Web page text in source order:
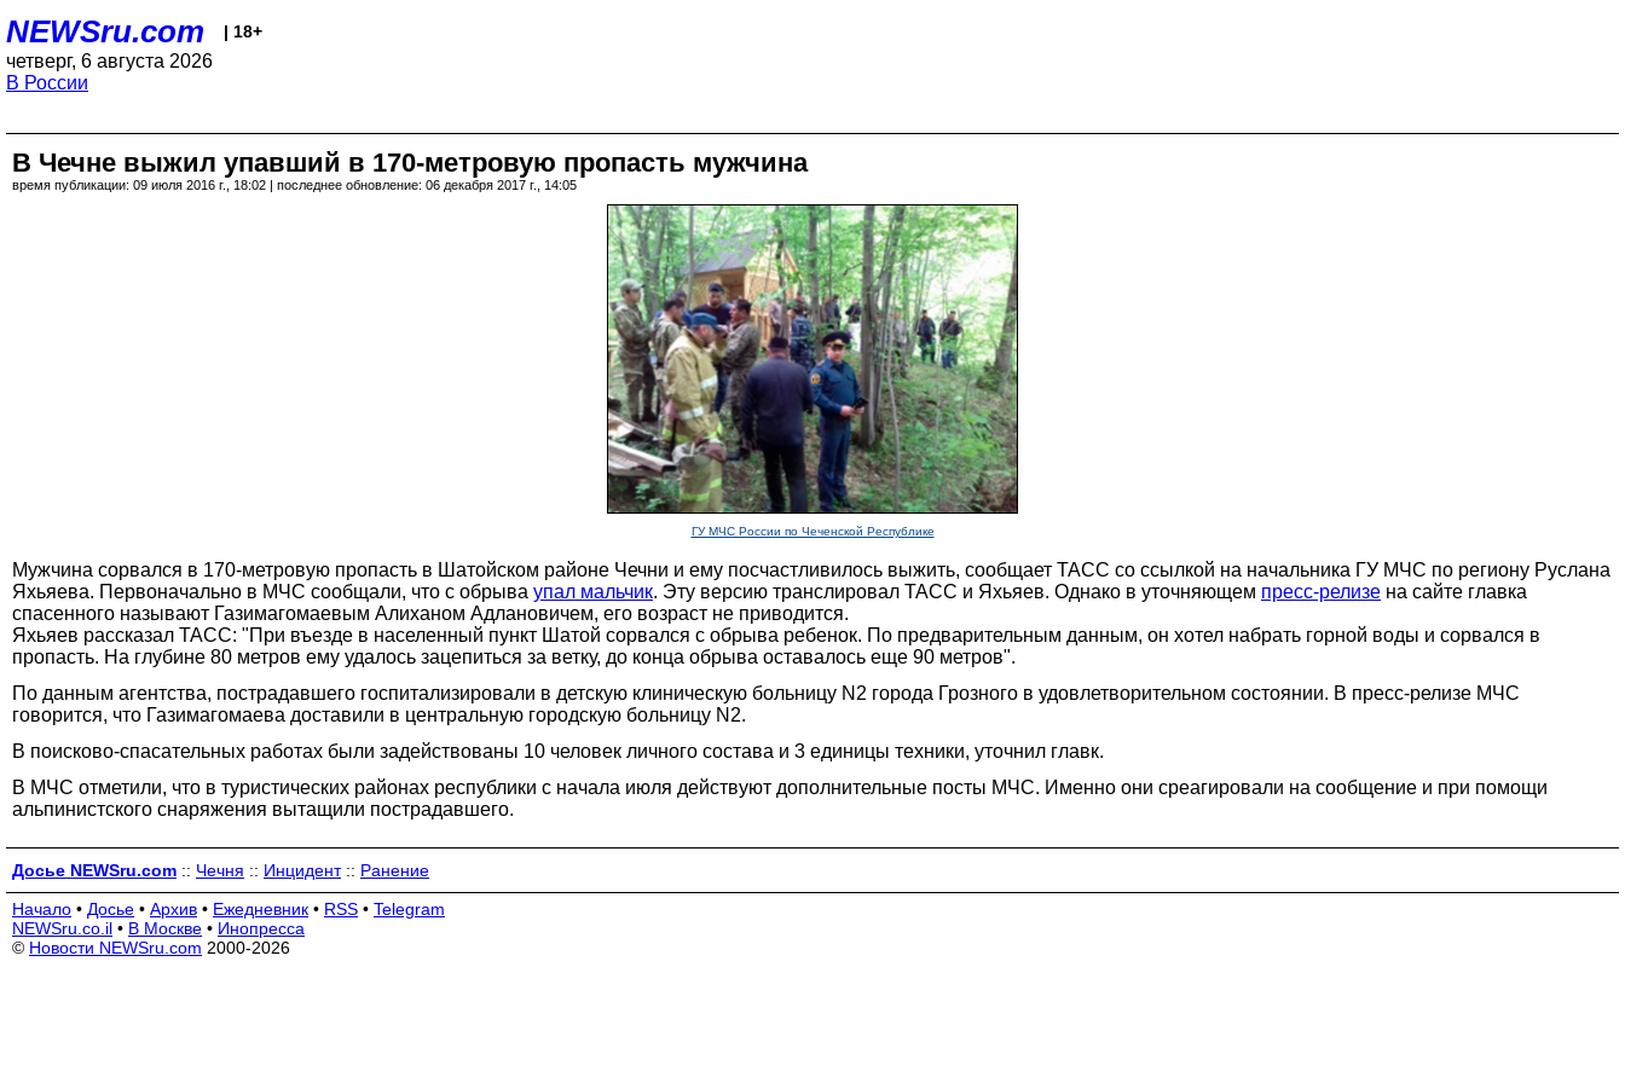
NEWSru.com | 18+
четверг, 6 августа 2026
В России
В Чечне выжил упавший в 170-метровую пропасть мужчина
время публикации: 09 июля 2016 г., 18:02 | последнее обновление: 06 декабря 2017 г., 14:05
ГУ МЧС России по Чеченской Республике
Мужчина сорвался в 170-метровую пропасть в Шатойском районе Чечни и ему посчастливилось выжить, сообщает ТАСС со ссылкой на начальника ГУ МЧС по региону Руслана
Яхьяева. Первоначально в МЧС сообщали, что с обрыва упал мальчик. Эту версию транслировал ТАСС и Яхьяев. Однако в уточняющем пресс-релизе на сайте главка
спасенного называют Газимагомаевым Алиханом Адлановичем, его возраст не приводится.
Яхьяев рассказал ТАСС: "При въезде в населенный пункт Шатой сорвался с обрыва ребенок. По предварительным данным, он хотел набрать горной воды и сорвался в
пропасть. На глубине 80 метров ему удалось зацепиться за ветку, до конца обрыва оставалось еще 90 метров".
По данным агентства, пострадавшего госпитализировали в детскую клиническую больницу N2 города Грозного в удовлетворительном состоянии. В пресс-релизе МЧС
говорится, что Газимагомаева доставили в центральную городскую больницу N2.
В поисково-спасательных работах были задействованы 10 человек личного состава и 3 единицы техники, уточнил главк.
В МЧС отметили, что в туристических районах республики с начала июля действуют дополнительные посты МЧС. Именно они среагировали на сообщение и при помощи
альпинистского снаряжения вытащили пострадавшего.
Досье NEWSru.com :: Чечня :: Инцидент:: Ранение
Начало • Досье • Архив • Ежедневник • RSS • Telegram
NEWSru.co.il • В Москве • Инопресса
© Новости NEWSru.com 2000-2026